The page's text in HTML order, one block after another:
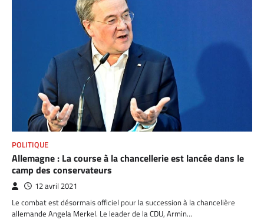
POLITIQUE
Allemagne : La course à la chancellerie est lancée dans le
camp des conservateurs
12 avril 2021
Le combat est désormais officiel pour la succession à la chancelière
allemande Angela Merkel. Le leader de la CDU, Armin…